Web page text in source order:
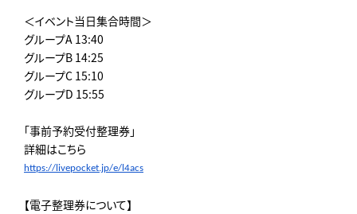
＜イベント当日集合時間＞
グループA 13:40
グループB 14:25
グループC 15:10
グループD 15:55
「事前予約受付整理券」
詳細はこちら
https://livepocket.jp/e/ l4acs
【電子整理券について】